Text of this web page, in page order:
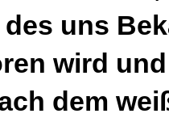
uns
wird
dem